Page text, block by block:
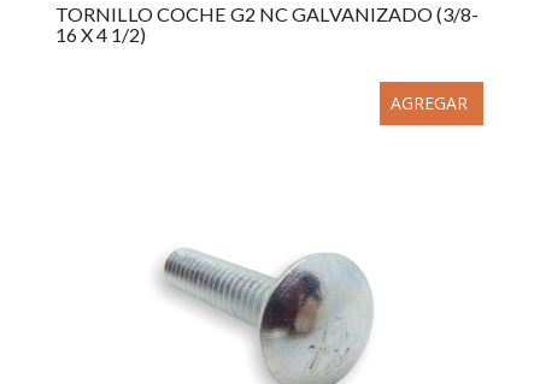
TORNILLO COCHE G2 NC GALVANIZADO (3/8-
16 X 4 1/2)
AGREGAR